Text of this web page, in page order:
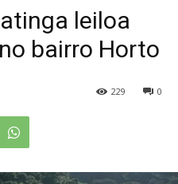
leiloa
bairro Horto
0
229